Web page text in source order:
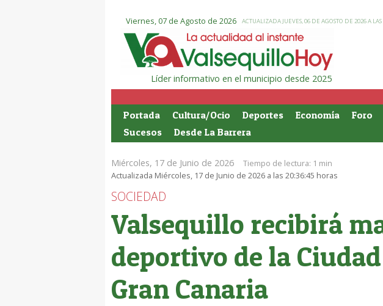
Viernes, 07 de Agosto de 2026 ACTUALIZADA JUEVES, 06 DE AGOSTO DE 2026 A
Líder informativo en el municipio desde 2025
Portada Cultura/Ocio Deportes Economía Foro
Sucesos
Desde La Barrera
Miércoles, 17 de Junio de 2026 Tiempo de lectura: 1 min
Actualizada Miércoles, 17 de Junio de 2026 a las 20:36:45 horas
SOCIEDAD
Valsequillo recibirá
deportivo de la
Gran Canaria